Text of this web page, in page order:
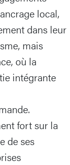
local,
dans leur
mais
où la
intégrante
fort sur la
de ses